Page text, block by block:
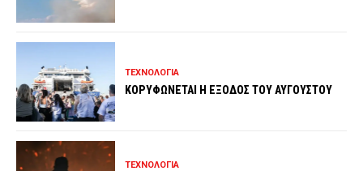
ΤΕΧΝΟΛΟΓΙΑ
ΚΟΡΥΦΩΝΕΤΑΙ Η ΕΞΟΔΟΣ ΤΟΥ ΑΥΓΟΥΣΤΟΥ
ΤΕΧΝΟΛΟΓΙΑ